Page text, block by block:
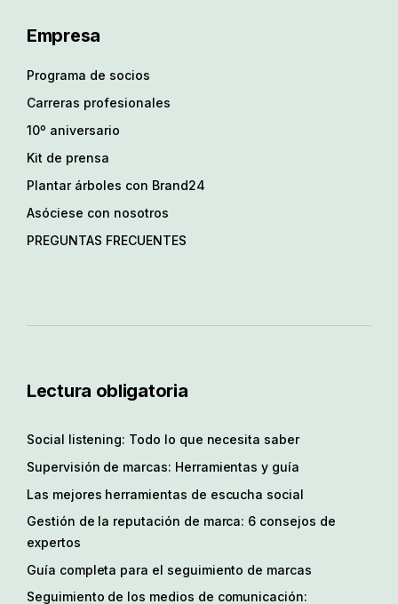
Empresa
Programa de socios
Carreras profesionales
10º aniversario
Kit de prensa
Plantar árboles con Brand24
Asóciese con nosotros
PREGUNTAS FRECUENTES
Lectura obligatoria
Social listening: Todo lo que necesita saber
Supervisión de marcas: Herramientas y guía
Las mejores herramientas de escucha social
Gestión de la reputación de marca: 6 consejos de
expertos
Guía completa para el seguimiento de marcas
Seguimiento de los medios de comunicación: